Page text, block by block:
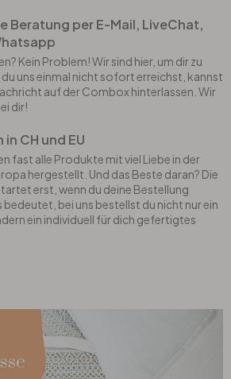
Beratung per E-Mail, LiveChat,
Kein Problem! Wir sind hier, um dir zu
du uns einmal nicht sofort erreichst, kannst
auf der Combox hinterlassen. Wir
dir!
CH und EU
fast alle Produkte mit viel Liebe in der
hergestellt. Und das Beste daran? Die
erst, wenn du deine Bestellung
bedeutet, bei uns bestellst du nicht nur ein
ein individuell für dich gefertigtes